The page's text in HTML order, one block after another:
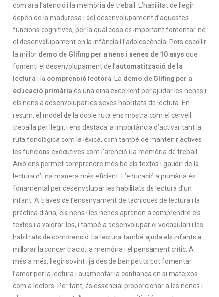
com ara l’atenció i la memòria de treball. L’habilitat de llegir
depèn de la maduresa i del desenvolupament d’aquestes
funcions cognitives, per la qual cosa és important fomentar-ne
el desenvolupament en la infància i l’adolescència. Pots escollir
la millor demo de Glifing per a nens i nenes de 10 anys que
fomenti el desenvolupament de l’automatització de la
lectura i la comprensió lectora . La demo de Glifing per a
educació primària és una eina excel·lent per ajudar les nenes i
els nens a desenvolupar les seves habilitats de lectura. En
resum, el model de la doble ruta ens mostra com el cervell
treballa per llegir, i ens destaca la importància d’activar tant la
ruta fonològica com la lèxica, com també de mantenir actives
les funcions executives com l’atenció i la memòria de treball.
Això ens permet comprendre més bé els textos i gaudir de la
lectura d’una manera més eficient. L’educació a primària és
fonamental per desenvolupar les habilitats de lectura d’un
infant. A través de l’ensenyament de tècniques de lectura i la
pràctica diària, els nens i les nenes aprenen a comprendre els
textos i a valorar-los, i també a desenvolupar el vocabulari i les
habilitats de comprensió. La lectura també ajuda els infants a
millorar la concentració, la memòria i el pensament crític. A
més a més, llegir sovint i ja des de ben petits pot fomentar
l’amor per la lectura i augmentar la confiança en si mateixos
com a lectors. Per tant, és essencial proporcionar a les nenes i